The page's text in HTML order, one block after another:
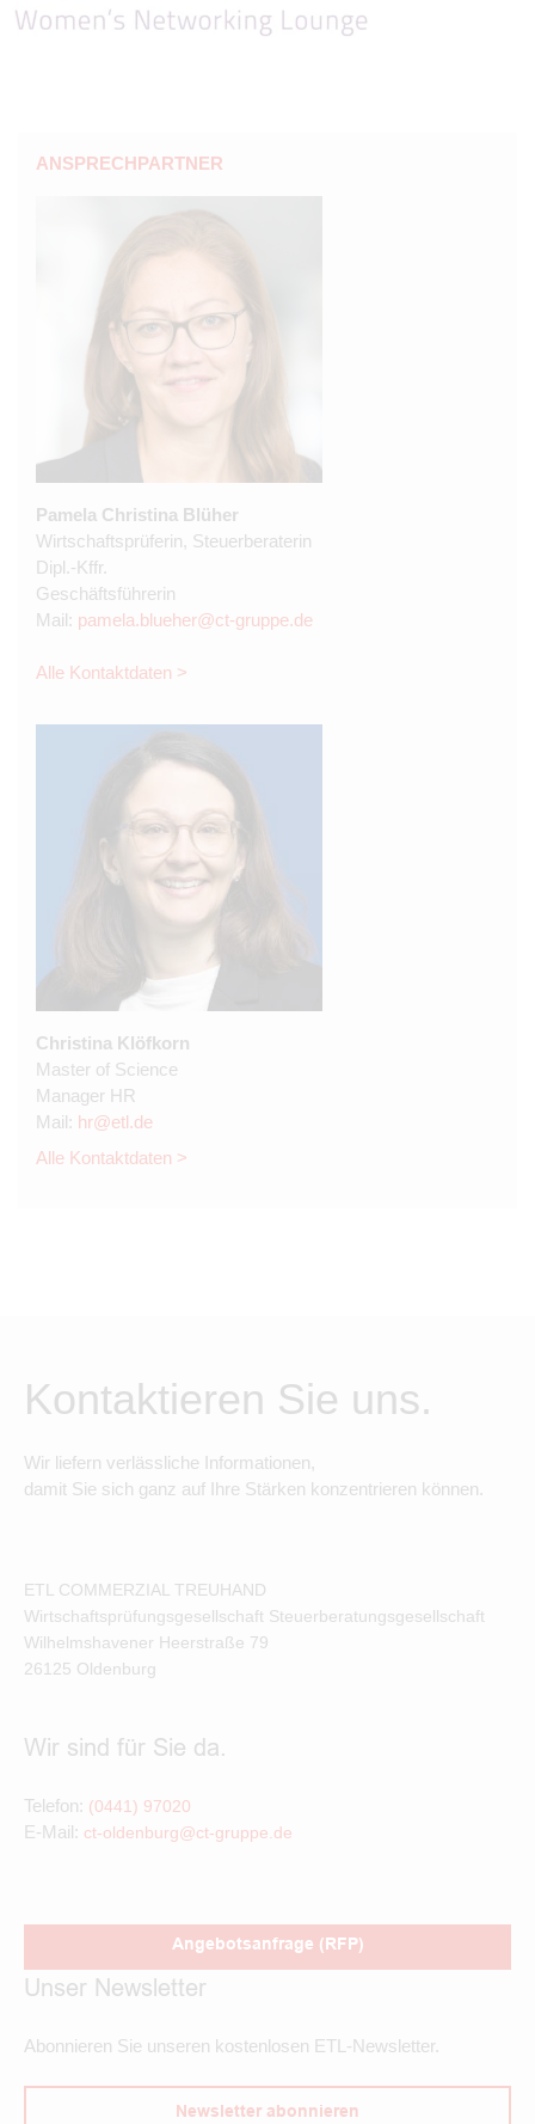
ANSPRECHPARTNER
Pamela Christina Blüher
Wirtschaftsprüferin, Steuerberaterin
Dipl.-Kffr.
Geschäftsführerin
Mail: pamela.blueher@ct-gruppe.de
Alle Kontaktdaten >
Christina Klöfkorn
Master of Science
Manager HR
Mail: hr@etl.de
Alle Kontaktdaten >
Kontaktieren Sie uns.
Wir liefern verlässliche Informationen,
damit Sie sich ganz auf Ihre Stärken konzentrieren können.
ETL COMMERZIAL TREUHAND
Wirtschaftsprüfungsgesellschaft Steuerberatungsgesellschaft
Wilhelmshavener Heerstraße 79
26125 Oldenburg
Wir sind für Sie da.
Telefon: (0441) 97020
E-Mail: ct-oldenburg@ct-gruppe.de
Angebotsanfrage (RFP)
Unser Newsletter
Abonnieren Sie unseren kostenlosen ETL-Newsletter.
Newsletter abonnieren